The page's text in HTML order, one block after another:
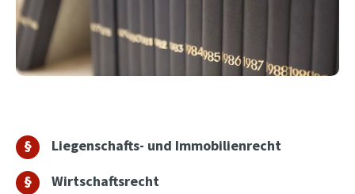
Liegenschafts- und Immobilienrecht
Wirtschaftsrecht